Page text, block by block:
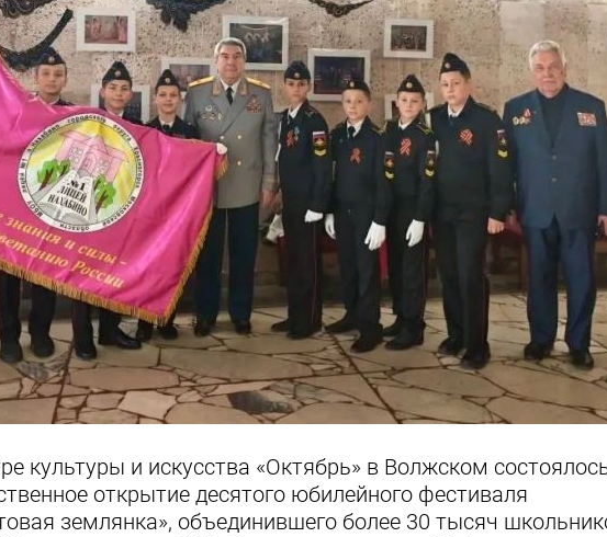
культуры и искусства «Октябрь» в Волжском
открытие десятого юбилейного фестиваля
землянка», объединившего более 30 тысяч